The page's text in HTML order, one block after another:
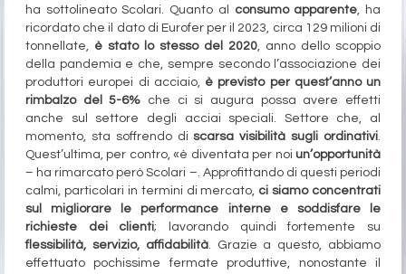
ha sottolineato Scolari. Quanto al
consumo apparente, ha
ricordato che il dato di Eurofer per il 2023, circa 129 milioni di
tonnellate, è stato lo stesso del 2020, anno dello scoppio
della pandemia e che, sempre secondo l’associazione dei
produttori europei di acciaio, è previsto per quest’anno un
rimbalzo del 5-6% che ci si augura possa avere effetti
anche sul settore degli acciai speciali. Settore che, al
momento, sta soffrendo discarsa visibilità sugli ordinativi.
Quest’ultima, per contro, «è diventata per noi un’opportunità
– ha rimarcato però Scolari –. Approfittando di questi periodi
calmi, particolari in termini di mercato, ci siamo concentrati
sul migliorare le performance interne e soddisfare le
richieste dei clienti; lavorando quindi fortemente su
flessibilità, servizio, affidabilità. Grazie a questo, abbiamo
effettuato pochissime fermate produttive, nonostante il